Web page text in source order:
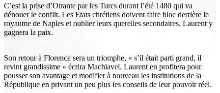
C’est la prise d’Otrante par les Turcs durant l’été 1480 qui va
dénouer le conflit. Les Etats chrétiens doivent faire bloc derrière le
royaume de Naples et oublier leurs querelles secondaires. Laurent y
gagnera la paix.
Son retour à Florence sera un triomphe, « s’il était parti grand, il
revint grandissime » écrira Machiavel. Laurent en profitera pour
pousser son avantage et modifier à nouveau les institutions de la
République en privant un peu plus les conseils de leur pouvoir réel.